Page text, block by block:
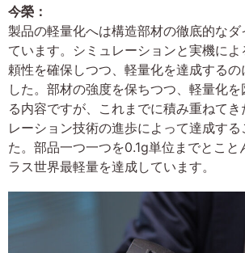
今榮：
製品の軽量化へは構造部材の徹底的なダ
ています。シミュレーションと実機に
頼性を確保しつつ、軽量化を達成するの
した。部材の強度を保ちつつ、軽量化
る内容ですが、これまでに積み重ねてき
レーション技術の進歩によって達成する
た。部品一つ一つを0.1g単位までとこと
ラス世界最軽量を達成しています。